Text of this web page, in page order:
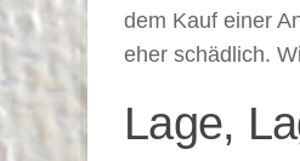
dem Kauf einer
eher schädlich.
Lage,